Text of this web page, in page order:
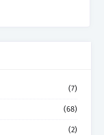
(7)
(68)
(2)